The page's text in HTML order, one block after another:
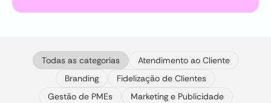
Todas as categorias
Atendimento ao Cliente
Branding
Fidelização de Clientes
Gestão de PMEs
Marketing e Publicidade